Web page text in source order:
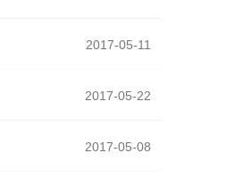
2017-05-11
2017-05-22
2017-05-08